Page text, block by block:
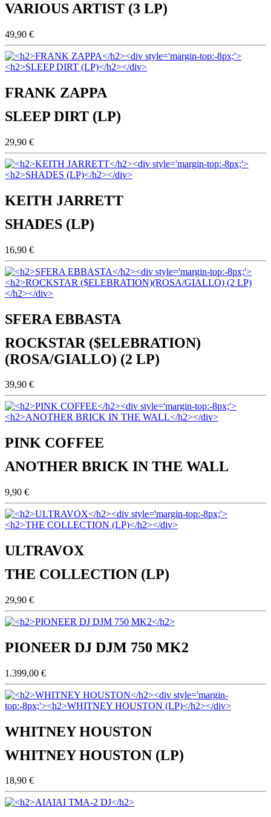
VARIOUS ARTIST (3 LP)
49,90 €
FRANK ZAPPA
SLEEP DIRT (LP)
29,90 €
KEITH JARRETT
SHADES (LP)
16,90 €
SFERA EBBASTA
ROCKSTAR ($ELEBRATION)
(ROSA/GIALLO) (2 LP)
39,90 €
PINK COFFEE
ANOTHER BRICK IN THE WALL
9,90 €
ULTRAVOX
THE COLLECTION (LP)
29,90 €
PIONEER DJ DJM 750 MK2
1.399,00 €
WHITNEY HOUSTON
WHITNEY HOUSTON (LP)
18,90 €